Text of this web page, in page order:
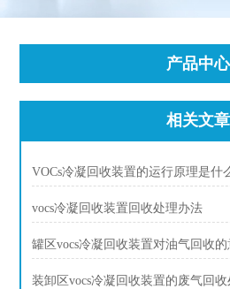
产品中心
相关文章
VOCs冷凝回收装置的运行原理是什
vocs冷凝回收装置回收处理办法
罐区vocs冷凝回收装置对油气回收的
装卸区vocs冷凝回收装置的废气回